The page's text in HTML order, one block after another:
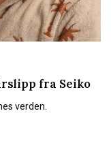
fra Seiko
verden.